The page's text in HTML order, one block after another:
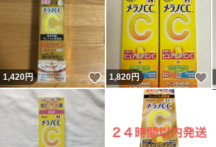
1,420円 いいね！
1,820円